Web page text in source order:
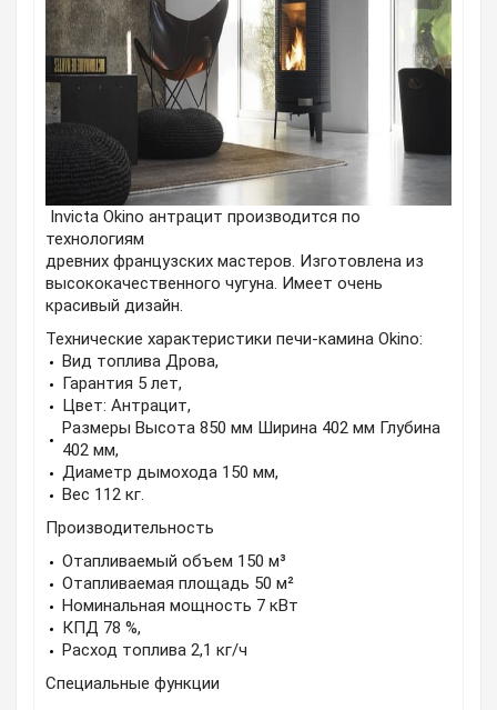
Invicta Okino антрацит производится по
технологиям
древних французских мастеров. Изготовлена из
высококачественного чугуна. Имеет очень
красивый дизайн.
Технические характеристики печи-камина Okino:
Вид топлива Дрова,
Гарантия 5 лет,
Цвет: Антрацит,
Размеры Высота 850 мм Ширина 402 мм Глубина
402 мм,
Диаметр дымохода 150 мм,
Вес 112 кг.
Производительность
Отапливаемый объем 150 м³
Отапливаемая площадь 50 м²
Номинальная мощность 7 кВт
КПД 78 %,
Расход топлива 2,1 кг/ч
Специальные функции